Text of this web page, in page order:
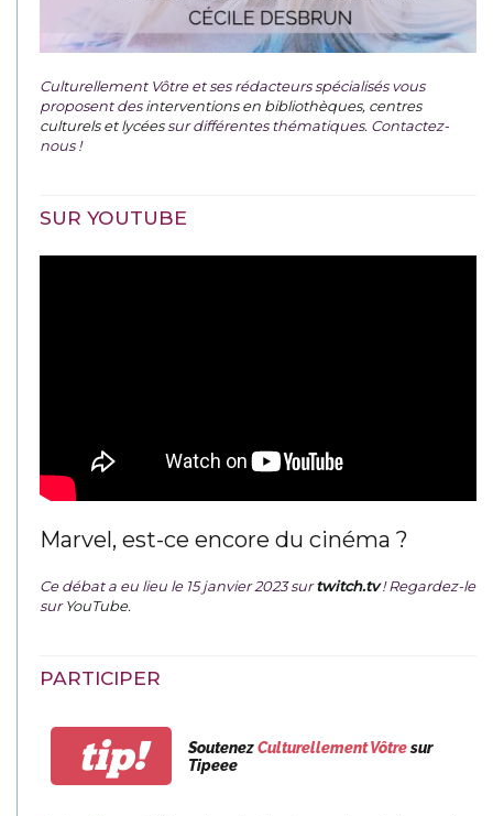
Culturellement Vôtre et ses rédacteurs spécialisés vous
proposent desinterventions en bibliothèques, centres
culturels et lycéessur différentes thématiques. Contactez-
nous !
SUR YOUTUBE
Marvel, est-ce encore du cinéma ?
Ce débat a eu lieu le 15 janvier 2023 surtwitch.tv ! Regardez-le
surYouTube.
PARTICIPER
tip! SoutenezCulturellement Vôtresur
Tipeee